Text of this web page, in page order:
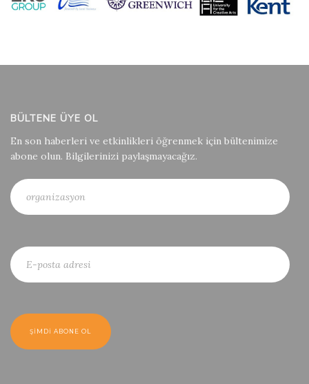
BÜLTENE ÜYE OL
En son haberleri ve etkinlikleri öğrenmek için bültenimize
abone olun. Bilgilerinizi paylaşmayacağız.